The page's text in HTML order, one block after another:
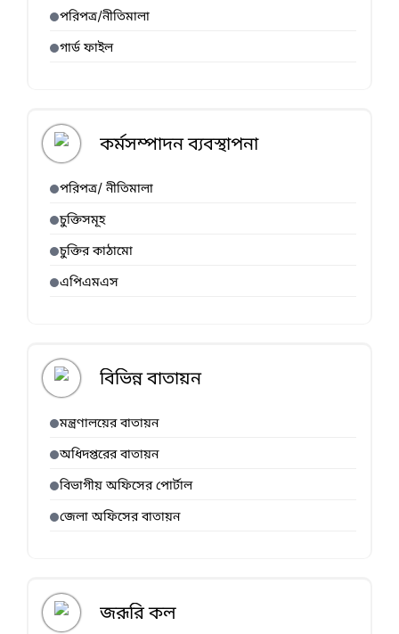
পরিপত্র/নীতিমালা
গার্ড ফাইল
কর্মসম্পাদন ব্যবস্থাপনা
পরিপত্র/ নীতিমালা
চুক্তিসমূহ
চুক্তির কাঠামো
এপিএমএস
বিভিন্ন বাতায়ন
মন্ত্রণালয়ের বাতায়ন
অধিদপ্তরের বাতায়ন
বিভাগীয় অফিসের পোর্টাল
জেলা অফিসের বাতায়ন
জরূরি কল